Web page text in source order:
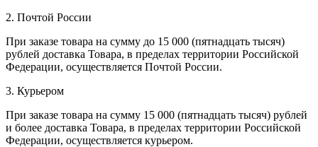
2. Почтой России
При заказе товара на сумму до 15 000 (пятнадцать тысяч)
рублей доставка Товара, в пределах территории Российской
Федерации, осуществляется Почтой России.
3. Курьером
При заказе товара на сумму 15 000 (пятнадцать тысяч) рублей
и более доставка Товара, в пределах территории Российской
Федерации, осуществляется курьером.